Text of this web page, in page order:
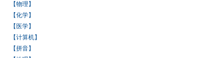
【物理】
【化学】
【医学】
【计算机】
【拼音】